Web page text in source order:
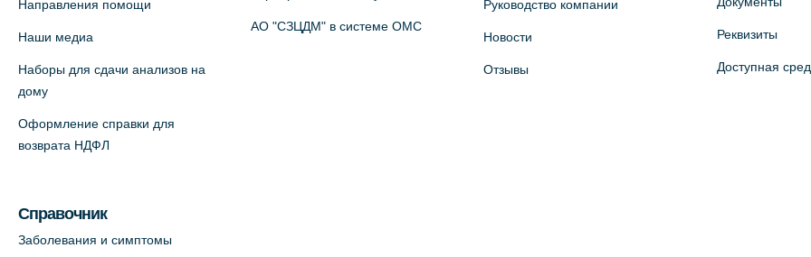
Медицинский центр на ул. Моисеенко,
+7 (812) 660-73-69
Медицинский центр на пр.
Просвещения, 12к2 (официальный
Направления помощи
Наши медиа
Наборы для сдачи анализов на
дому
Оформление справки для
возврата НДФЛ
Справочник
Заболевания и симптомы
АО "СЗЦДМ" в системе ОМС
Руководство компании
Новости
Отзывы
Реквизиты
Доступная